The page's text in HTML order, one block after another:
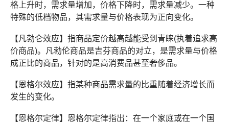
格上升时，需求量增加，价格下降时，需求量减少。一种
特殊的低档物品，其需求量与价格表现为正向变化。
【凡勃仑效应】指商品定价越高越能受到青睐(执着追求高
价商品)。凡勃伦商品是吉芬商品的对立，是需求量与价格
成正比的商品，针对的是高消费品甚至奢侈品。
【恩格尔效应】指某种商品需求量的比重随着经济增长而
发生的变化。
【恩格尔定律】恩格尔定律指出：在一个家庭或在一个国